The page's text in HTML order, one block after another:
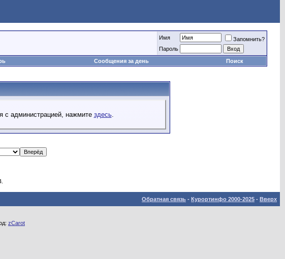
Имя
Запомнить?
Пароль
Сообщения за день Поиск
с администрацией, нажмите здесь.
Обратная связь - Курортинфо 2000-2025 - Вверх
zCarot